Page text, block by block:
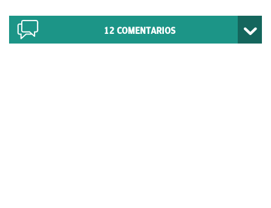
12 COMENTARIOS